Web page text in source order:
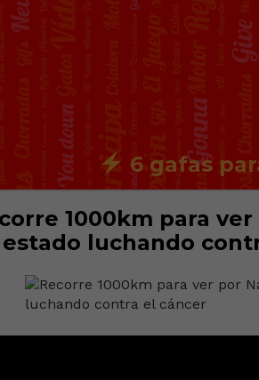
6 gafas
1000km para
estado luchando